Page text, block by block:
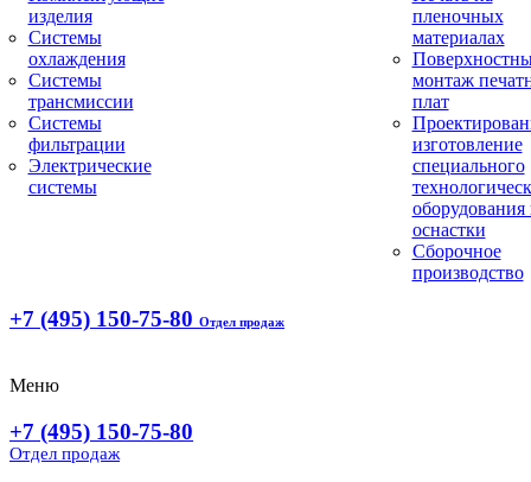
изделия
Системы
охлаждения
Системы
трансмиссии
Системы
фильтрации
Электрические
системы
пленочных
материалах
монтаж
плат
изготовление
специального
оборудования
оснастки
Сборочное
производство
+7 (495) 150-75-80 Отдел продаж
Меню
+7 (495) 150-75-80
Отдел продаж